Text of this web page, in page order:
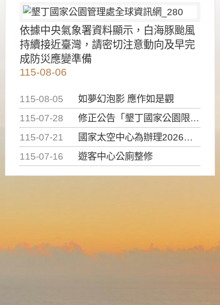
依據中央氣象署資料顯示，白海豚颱風
持續接近臺灣，請密切注意動向及早完
成防災應變準備
115-08-06
115-08-05
如夢幻泡影 應作如是觀
115-07-28
修正公告「墾丁國家公園限制水域遊憩活動之種類、範圍、時間及行為」，自即日生效。
115-07-21
國家太空中心為辦理2026台灣盃火箭競賽，陸、海、空域警戒及協調相關事宜，因颱風備案事宜
115-07-16
遊客中心公廁整修